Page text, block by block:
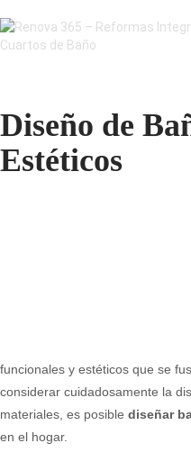
Diseño de
Estéticos
funcionales y estéticos que se
considerar cuidadosamente la
materiales, es posible diseñar
en el hogar.